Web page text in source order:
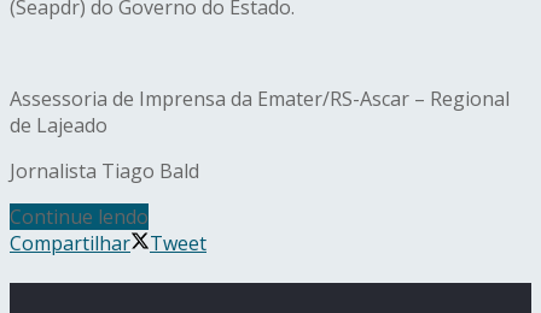
(Seapdr) do Governo do Estado.
Assessoria de Imprensa da Emater/RS-Ascar – Regional
de Lajeado
Jornalista Tiago Bald
Continue lendo
Compartilhar
Tweet